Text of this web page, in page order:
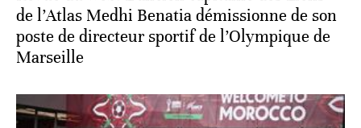
de l’Atlas Medhi Benatia démissionne de son
poste de directeur sportif de l’Olympique de
Marseille